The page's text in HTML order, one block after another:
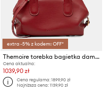
extra -5% z kodem: OFF*
Themoire torebka bagietka damska z imitacji skóry Tallia
Cena aktualna:
1039,90 zł
Cena regularna:1899,90 zł
Najniższa cena:1139,90 zł